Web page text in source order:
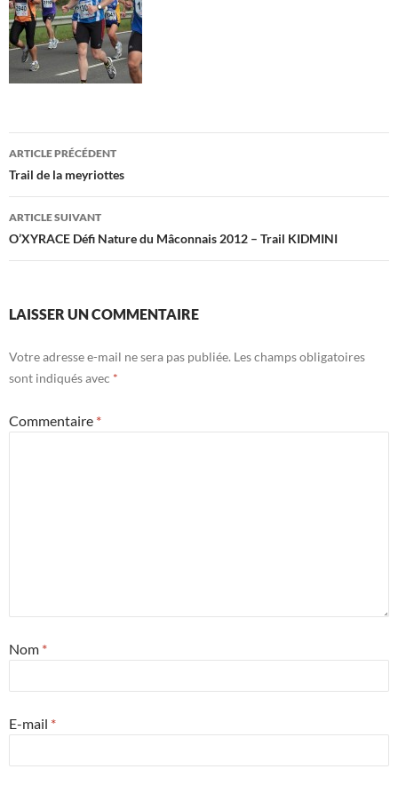
Navigation
des
articles
ARTICLE PRÉCÉDENT
Trail de la meyriottes
ARTICLE SUIVANT
O’XYRACE Défi Nature du Mâconnais 2012 – Trail KIDMINI
LAISSER UN COMMENTAIRE
Votre adresse e-mail ne sera pas publiée. Les champs obligatoires
sont indiqués avec *
Commentaire *
Nom *
E-mail *